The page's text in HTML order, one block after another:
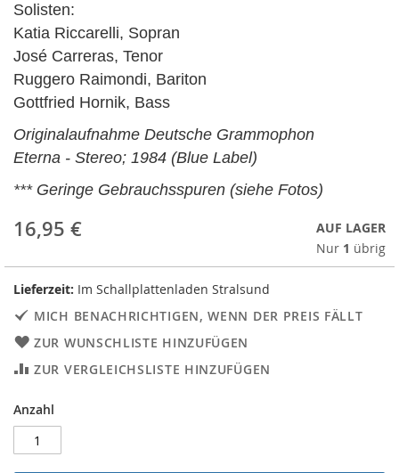
Solisten:
Katia Riccarelli, Sopran
José Carreras, Tenor
Ruggero Raimondi, Bariton
Gottfried Hornik, Bass
Originalaufnahme Deutsche Grammophon
Eterna - Stereo; 1984 (Blue Label)
*** Geringe Gebrauchsspuren (siehe Fotos)
16,95 €
AUF LAGER
Nur 1 übrig
Lieferzeit: Im Schallplattenladen Stralsund
MICH BENACHRICHTIGEN, WENN DER PREIS FÄLLT
ZUR WUNSCHLISTE HINZUFÜGEN
ZUR VERGLEICHSLISTE HINZUFÜGEN
Anzahl